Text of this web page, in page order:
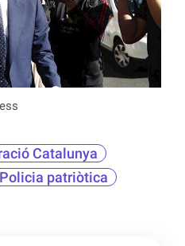
Catalunya
Policia patriòtica